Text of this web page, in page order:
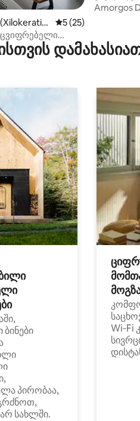
საშუალო
5 (25)
a)
Amorgos
პირობაა,
სახლში.
Wi‑Fi